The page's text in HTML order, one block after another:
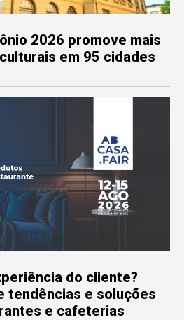
2026 promove mais
em 95 cidades
do cliente?
tendências e soluções
e cafeterias